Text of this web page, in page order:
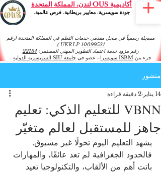
أكاديمية OUS لندن، المملكة المتحدة
جودة سويسرية. معايير بريطانية. فرص عالمية.
مسجلة رسمياً في سجل مقدمي خدمات التعلم في المملكة المتحدة (رقم
UKRLP 10099531
).
رقم مزود خدمة اعتماد التطوير المهني المستمر:22154
جزء منISBM سويسرا ، عضو فيجامعة SIU السويسرية الدولية .
منشور
VBNN للتعليم الذكي: تعليم
جاهز للمستقبل لعالم متغيّر
14 يناير 2 دقيقة قراءة
يشهد التعليم اليوم تحولًا غير مسبوق.
فالحدود الجغرافية لم تعد عائقًا، والمهارات
باتت أهم من الألقاب، والتكنولوجيا تعيد